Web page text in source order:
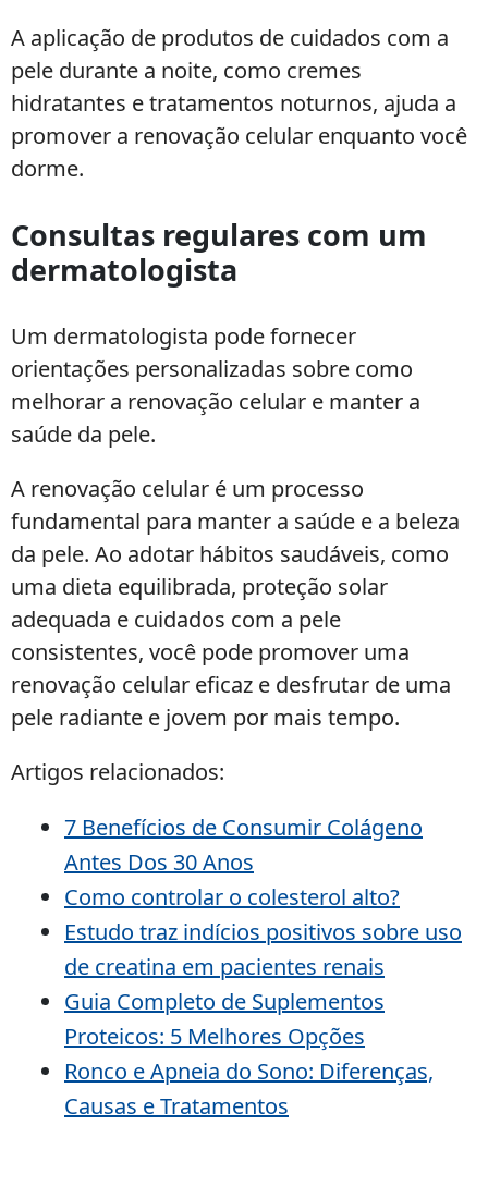
A aplicação de produtos de cuidados com a
pele durante a noite, como cremes
hidratantes e tratamentos noturnos, ajuda a
promover a renovação celular enquanto você
dorme.
Consultas regulares com um
dermatologista
Um dermatologista pode fornecer
orientações personalizadas sobre como
melhorar a renovação celular e manter a
saúde da pele.
A renovação celular é um processo
fundamental para manter a saúde e a beleza
da pele. Ao adotar hábitos saudáveis, como
uma dieta equilibrada, proteção solar
adequada e cuidados com a pele
consistentes, você pode promover uma
renovação celular eficaz e desfrutar de uma
pele radiante e jovem por mais tempo.
Artigos relacionados:
7 Benefícios de Consumir Colágeno
Antes Dos 30 Anos
Como controlar o colesterol alto?
Estudo traz indícios positivos sobre uso
de creatina em pacientes renais
Guia Completo de Suplementos
Proteicos: 5 Melhores Opções
Ronco e Apneia do Sono: Diferenças,
Causas e Tratamentos